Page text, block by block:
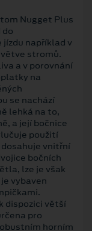
Nugget Plus
do
například v
stromů.
a v porovnání
na
se nachází
lehká na to,
a její bočnice
použití
vnitřní
bočních
lze je však
vybaven
dispozici větší
pro
horním